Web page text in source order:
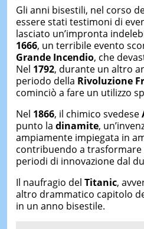
Gli anni bisestili, nel corso
essere stati testimoni di
lasciato un’impronta
1666, un terribile evento
Grande Incendio, che
Nel 1792, durante un altro
periodo della Rivoluzione
cominciò a fare un utilizzo
Nel 1866, il chimico svedese
punto la dinamite,
ampiamente impiegata in
contribuendo a trasformare
periodi di innovazione dal
Il naufragio del Titanic,
altro drammatico capitolo
in un anno bisestile.